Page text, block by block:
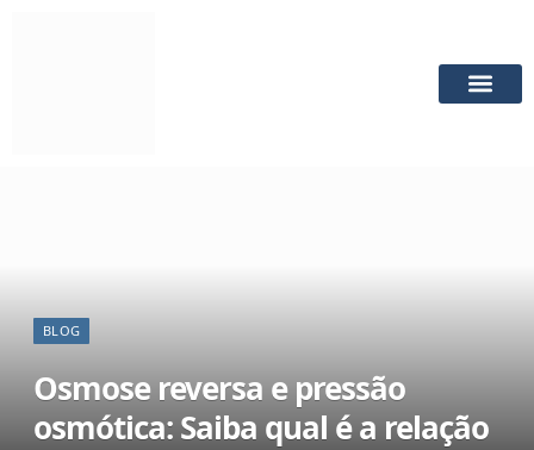
BLOG
Osmose reversa e pressão
osmótica: Saiba qual é a relação